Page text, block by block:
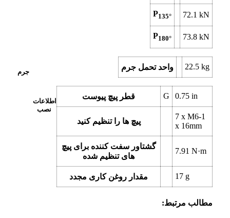
P135° 72.1kN
P180° 73.8kN
جرم
واحد تحمل جرم 22.5kg
اطلاعات
نصب
قطر پیچ پیوست G 0.75in
پیچ ها را تنظیم کنید
7 xM6-1
x 16mm
گشتاور سفت کننده برای پیچ
های تنظیم شده
7.91N·m
مقدار روغن کاری مجدد 17 g
مطالب مرتبط: